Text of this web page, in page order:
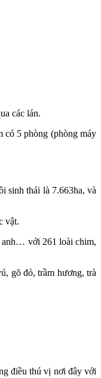
các lán.
có 5 phòng (phòng máy
sinh thái là 7.663ha, và
vật.
anh… với 261 loài chim,
gõ đỏ, trầm hương, trà
điều thú vị nơi đây với